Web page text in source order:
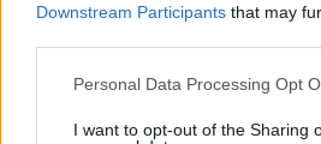
Downstream Participants that may
Please note that this website/app
not limited to your visit or usage
Personal Data Processing Opt
I want to opt-out of the Sharing